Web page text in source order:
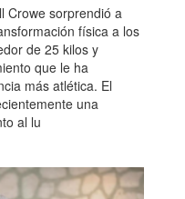
Crowe sorprendió a
física a los
de 25 kilos y
que le ha
más atlética. El
una
al lu